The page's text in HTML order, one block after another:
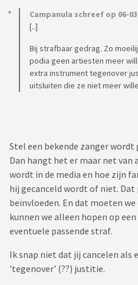
Campanula schreef op 06-
[..]
Bij strafbaar gedrag. Zo
podia geen artiesten meer
extra instrument tegenover
uitsluiten die ze niet meer
Stel een bekende zanger
Dan hangt het er maar net van
wordt in de media en hoe zijn
hij gecanceld wordt of niet. Dat
beïnvloeden. En dat moeten
kunnen we alleen hopen op
eventuele passende straf.
Ik snap niet dat jij cancelen
'tegenover' (??) justitie.